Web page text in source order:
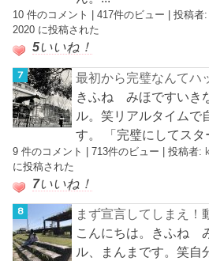
10 件のコメント |417件のビュー |投稿
2020 に投稿された
5いいね！
最初から完璧なんてハ
きふね みほですいき
ル。笑リアルタイムで
す。 「完璧にしてスタ
9 件のコメント |713件のビュー |投稿者:
に投稿された
7いいね！
まず宣言してしまえ！
こんにちは。きふね
ル、まんまです。笑自